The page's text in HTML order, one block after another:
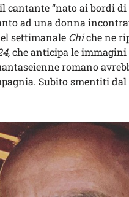
cantante “nato ai bordi di
ad una donna
settimanale Chiche ne
che anticipa le immagini
romano
Subito smentiti